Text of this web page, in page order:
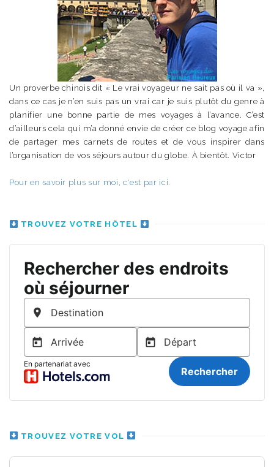
Un proverbe chinois dit « Le vrai voyageur ne sait pas où il va »,
dans ce cas je n’en suis pas un vrai car je suis plutôt du genre à
planifier une bonne partie de mes voyages à l’avance. C’est
d’ailleurs cela qui m’a donné envie de créer ce blog voyage afin
de partager mes carnets de routes et de vous inspirer dans
l’organisation de vos séjours autour du globe. À bientôt. Victor
Pour en savoir plus sur moi, c'est par ici.
TROUVEZ VOTRE HÔTEL
TROUVEZ VOTRE VOL